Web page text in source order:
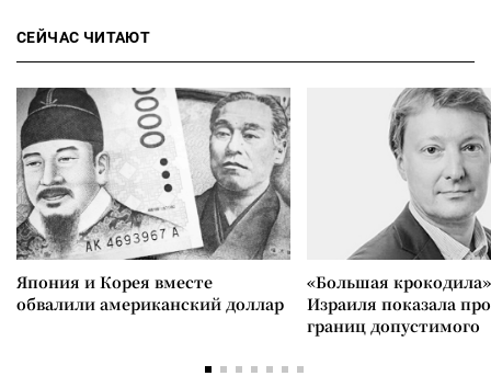
СЕЙЧАС ЧИТАЮТ
Япония и Корея вместе
обвалили американский доллар
«Большая
Израиля показала
границ допустимого